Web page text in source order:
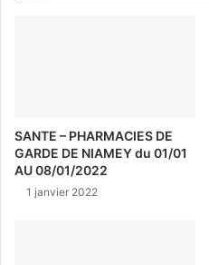
SANTE – PHARMACIES DE
GARDE DE NIAMEY du 01/01
AU 08/01/2022
1 janvier 2022